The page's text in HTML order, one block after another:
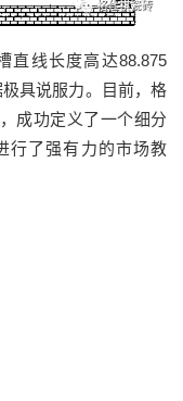
直线长度高达88.875
具说服力。 目前，格
成功定义了一个细分
行了强有力的市场教